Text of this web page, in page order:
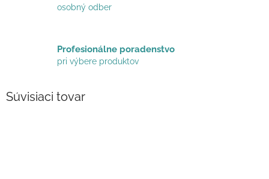
osobný odber
Profesionálne poradenstvo
pri výbere produktov
Súvisiaci tovar